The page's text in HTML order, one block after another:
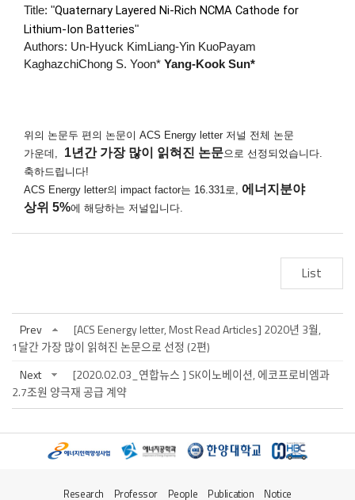
Title: "Quaternary Layered Ni-Rich NCMA Cathode for
Lithium-Ion Batteries"
Authors: Un-Hyuck KimLiang-Yin KuoPayam
KaghazchiChong S. Yoon* Yang-Kook Sun*
위의 논문두 편의 논문이 ACS Energy letter 저널 전체 논문
가운데, 1년간 가장 많이 읽혀진 논문으로 선정되었습니다.
축하드립니다!
ACS Energy letter의 impact factor는 16.331로, 에너지분야
상위 5%에 해당하는 저널입니다.
List
Prev
[ACS Eenergy letter, Most Read Articles] 2020년 3월,
1달간 가장 많이 읽혀진 논문으로 선정 (2편)
Next
[2020.02.03_연합뉴스 ] SK이노베이션, 에코프로비엠과
2.7조원 양극재 공급 계약
Research Professor People Publication Notice